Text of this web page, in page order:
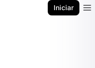
Iniciar